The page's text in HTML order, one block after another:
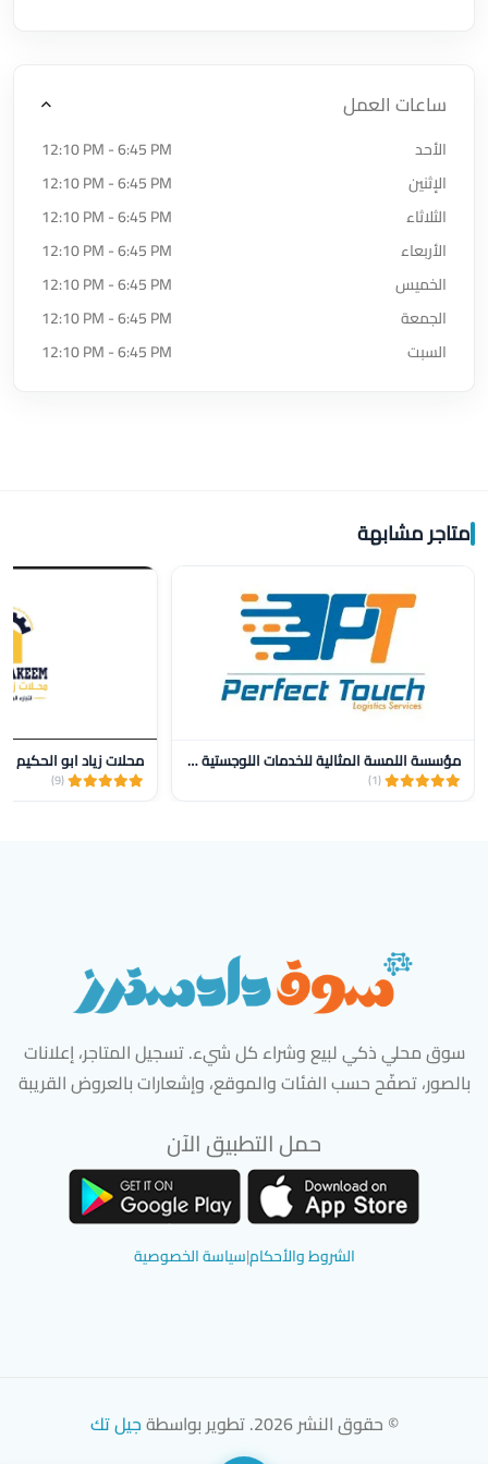
ساعات العمل
الأحد
12:10 PM - 6:45 PM
الإثنين
12:10 PM - 6:45 PM
الثلاثاء
12:10 PM - 6:45 PM
الأربعاء
12:10 PM - 6:45 PM
الخميس
12:10 PM - 6:45 PM
الجمعة
12:10 PM - 6:45 PM
السبت
12:10 PM - 6:45 PM
متاجر مشابهة
مؤسسة اللمسة المثالية للخدمات اللوجستية للنقل
(1)
محلات زياد ابو الحكيم
(9)
سوق محلي ذكي لبيع وشراء كل شيء. تسجيل المتاجر، إعلانات
بالصور، تصفّح حسب الفئات والموقع، وإشعارات بالعروض القريبة
حمل التطبيق الآن
الشروط والأحكام|سياسة الخصوصية
© حقوق النشر 2026. تطوير بواسطة جيل تك